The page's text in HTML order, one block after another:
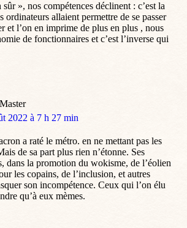
sûr », nos compétences déclinent : c’est la
ordinateurs allaient permettre de se passer
et l’on en imprime de plus en plus , nous
de fonctionnaires et c’est l’inverse qui
2022 à 7 h 27 min
a raté le métro. en ne mettant pas les
de sa part plus rien n’étonne. Ses
dans la promotion du wokisme, de l’éolien
les copains, de l’inclusion, et autres
son incompétence. Ceux qui l’on élu
qu’à eux mèmes.